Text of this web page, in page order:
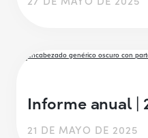
Informe anual |
21 DE MAYO DE 2025